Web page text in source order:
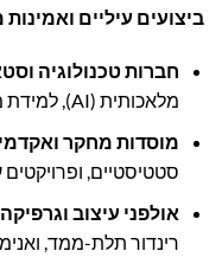
ביצועים עיליים
חברות טכנולוגיה
מלאכותית (AI), למידת מכונה (ML), ועיבוד נתונים מורכב.
מוסדות מחקר
סטטיסטיים, ופרויקטים
אולפני עיצוב
רינדור תלת-ממד,